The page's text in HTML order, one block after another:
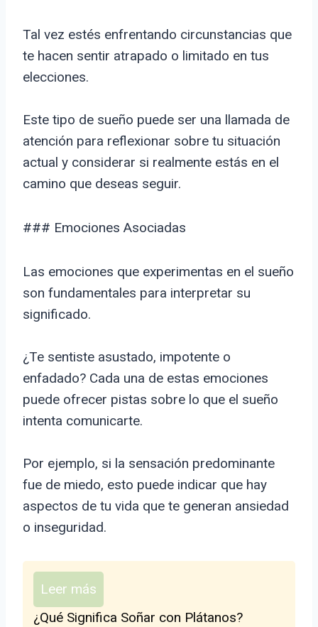
Tal vez estés enfrentando circunstancias que
te hacen sentir atrapado o limitado en tus
elecciones.
Este tipo de sueño puede ser una llamada de
atención para reflexionar sobre tu situación
actual y considerar si realmente estás en el
camino que deseas seguir.
### Emociones Asociadas
Las emociones que experimentas en el sueño
son fundamentales para interpretar su
significado.
¿Te sentiste asustado, impotente o
enfadado? Cada una de estas emociones
puede ofrecer pistas sobre lo que el sueño
intenta comunicarte.
Por ejemplo, si la sensación predominante
fue de miedo, esto puede indicar que hay
aspectos de tu vida que te generan ansiedad
o inseguridad.
Leer más
¿Qué Significa Soñar con Plátanos?